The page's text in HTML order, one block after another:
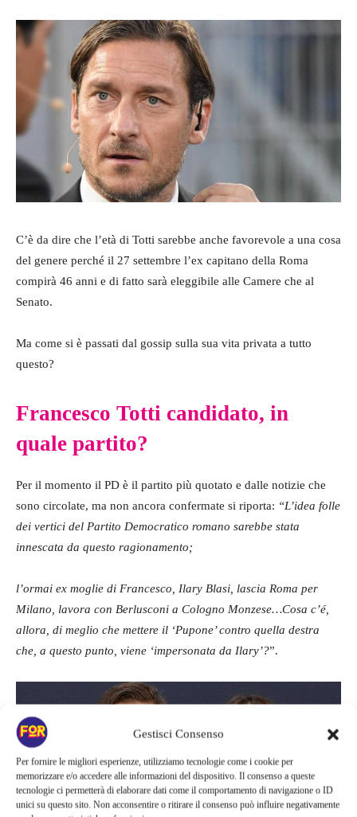
Gestisci Consenso
Per fornire le migliori esperienze, utilizziamo tecnologie come i cookie per
memorizzare e/o accedere alle informazioni del dispositivo. Il consenso a queste
tecnologie ci permetterà di elaborare dati come il comportamento di navigazione o ID
unici su questo sito. Non acconsentire o ritirare il consenso può influire negativamente
C’è da dire che l’età di Totti sarebbe anche favorevole a una cosa
del genere perché il 27 settembre l’ex capitano della Roma
compirà 46 anni e di fatto sarà eleggibile alle Camere che al
Senato.
Ma come si è passati dal gossip sulla sua vita privata a tutto
questo?
Francesco Totti candidato, in
quale partito?
Per il momento il PD è il partito più quotato e dalle notizie che
sono circolate, ma non ancora confermate si riporta: “L’idea folle
dei vertici del Partito Democratico romano sarebbe stata
innescata da questo ragionamento;
l’ormai ex moglie di Francesco, Ilary Blasi, lascia Roma per
Milano, lavora con Berlusconi a Cologno Monzese…Cosa c’é,
allora, di meglio che mettere il ‘Pupone’ contro quella destra
che, a questo punto, viene ‘impersonata da Ilary’?”.